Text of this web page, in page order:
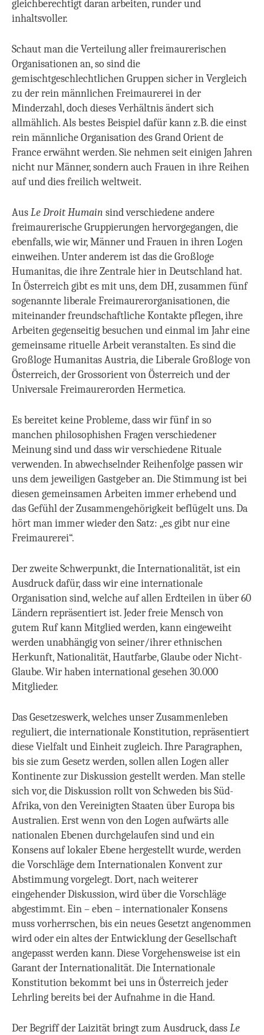
gleichberechtigt daran arbeiten, runder und
inhaltsvoller.
Schaut man die Verteilung aller freimaurerischen
Organisationen an, so sind die
gemischtgeschlechtlichen Gruppen sicher in Vergleich
zu der rein männlichen Freimaurerei in der
Minderzahl, doch dieses Verhältnis ändert sich
allmählich. Als bestes Beispiel dafür kann z.B. die einst
rein männliche Organisation des Grand Orient de
France erwähnt werden. Sie nehmen seit einigen Jahren
nicht nur Männer, sondern auch Frauen in ihre Reihen
auf und dies freilich weltweit.
AusLe Droit Humain sind verschiedene andere
freimaurerische Gruppierungen hervorgegangen, die
ebenfalls, wie wir, Männer und Frauen in ihren Logen
einweihen. Unter anderem ist das die Großloge
Humanitas, die ihre Zentrale hier in Deutschland hat.
In Österreich gibt es mit uns, dem DH, zusammen fünf
sogenannte liberale Freimaurerorganisationen, die
miteinander freundschaftliche Kontakte pflegen, ihre
Arbeiten gegenseitig besuchen und einmal im Jahr eine
gemeinsame rituelle Arbeit veranstalten. Es sind die
Großloge Humanitas Austria, die Liberale Großloge von
Österreich, der Grossorient von Österreich und der
Universale Freimaurerorden Hermetica.
Es bereitet keine Probleme, dass wir fünf in so
manchen philosophishen Fragen verschiedener
Meinung sind und dass wir verschiedene Rituale
verwenden. In abwechselnder Reihenfolge passen wir
uns dem jeweiligen Gastgeber an. Die Stimmung ist bei
diesen gemeinsamen Arbeiten immer erhebend und
das Gefühl der Zusammengehörigkeit beflügelt uns. Da
hört man immer wieder den Satz: „es gibt nur eine
Freimaurerei“.
Der zweite Schwerpunkt, die Internationalität, ist ein
Ausdruck dafür, dass wir eine internationale
Organisation sind, welche auf allen Erdteilen in über 60
Ländern repräsentiert ist. Jeder freie Mensch von
gutem Ruf kann Mitglied werden, kann eingeweiht
werden unabhängig von seiner/ihrer ethnischen
Herkunft, Nationalität, Hautfarbe, Glaube oder Nicht-
Glaube. Wir haben international gesehen 30.000
Mitglieder.
Das Gesetzeswerk, welches unser Zusammenleben
reguliert, die internationale Konstitution, repräsentiert
diese Vielfalt und Einheit zugleich. Ihre Paragraphen,
bis sie zum Gesetz werden, sollen allen Logen aller
Kontinente zur Diskussion gestellt werden. Man stelle
sich vor, die Diskussion rollt von Schweden bis Süd-
Afrika, von den Vereinigten Staaten über Europa bis
Australien. Erst wenn von den Logen aufwärts alle
nationalen Ebenen durchgelaufen sind und ein
Konsens auf lokaler Ebene hergestellt wurde, werden
die Vorschläge dem Internationalen Konvent zur
Abstimmung vorgelegt. Dort, nach weiterer
eingehender Diskussion, wird über die Vorschläge
abgestimmt. Ein – eben – internationaler Konsens
muss vorherrschen, bis ein neues Gesetzt angenommen
wird oder ein altes der Entwicklung der Gesellschaft
angepasst werden kann. Diese Vorgehensweise ist ein
Garant der Internationalität. Die Internationale
Konstitution bekommt bei uns in Österreich jeder
Lehrling bereits bei der Aufnahme in die Hand.
Der Begriff der Laizität bringt zum Ausdruck, dassLe